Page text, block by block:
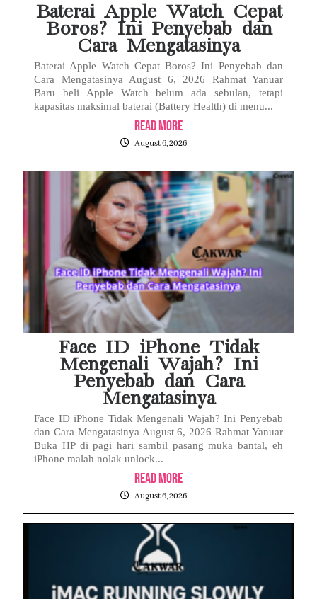
Baterai Apple Watch Cepat
Boros? Ini Penyebab dan
Cara Mengatasinya
Baterai Apple Watch Cepat Boros? Ini Penyebab dan
Cara Mengatasinya August 6, 2026 Rahmat Yanuar
Baru beli Apple Watch belum ada sebulan, tetapi
kapasitas maksimal baterai (Battery Health) di menu...
Read More
August 6, 2026
Face ID iPhone Tidak
Mengenali Wajah? Ini
Penyebab dan Cara
Mengatasinya
Face ID iPhone Tidak Mengenali Wajah? Ini Penyebab
dan Cara Mengatasinya August 6, 2026 Rahmat Yanuar
Buka HP di pagi hari sambil pasang muka bantal, eh
iPhone malah nolak unlock...
Read More
August 6, 2026